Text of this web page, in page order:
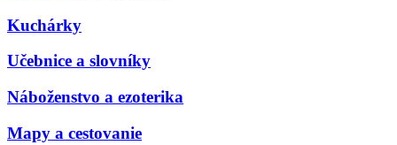
Kuchárky
Učebnice a slovníky
Náboženstvo a ezoterika
Mapy a cestovanie